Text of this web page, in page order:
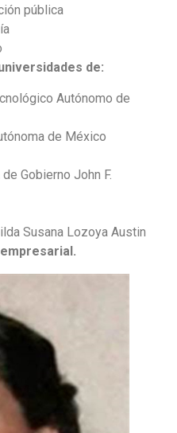
pública
de:
Autónomo de
de México
Gobierno John F.
Susana Lozoya Austin